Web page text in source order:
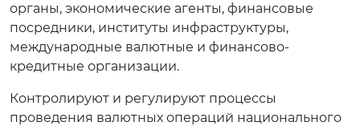
органы, экономические агенты, финансовые
посредники, институты инфраструктуры,
международные валютные и финансово-
кредитные организации.
Контролируют и регулируют процессы
проведения валютных операций национального